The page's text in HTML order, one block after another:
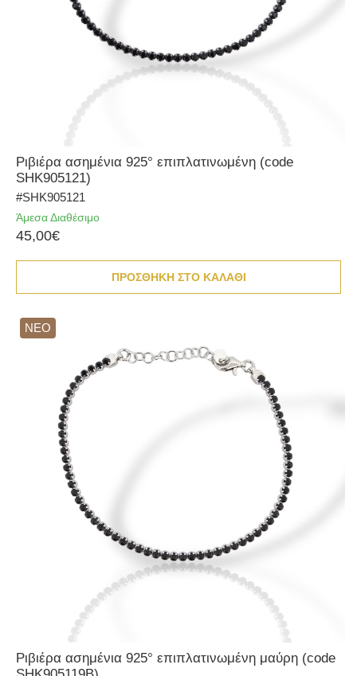
Ριβιέρα ασημένια 925° επιπλατινωμένη (code
SHK905121)
#SHK905121
Άμεσα Διαθέσιμο
45,00€
ΠΡΟΣΘΗΚΗ ΣΤΟ ΚΑΛΑΘΙ
ΝΕΟ
Ριβιέρα ασημένια 925° επιπλατινωμένη μαύρη (code